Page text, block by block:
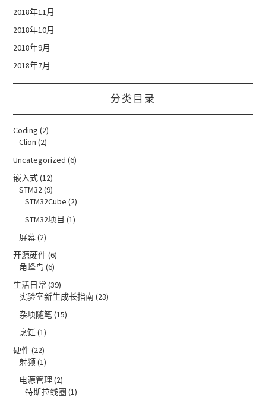
2018年11月
2018年10月
2018年9月
2018年7月
分类目录
Coding (2)
Clion (2)
Uncategorized (6)
嵌入式(12)
STM32 (9)
STM32Cube (2)
STM32项目 (1)
屏幕(2)
开源硬件(6)
角蜂鸟 (6)
生活日常 (39)
实验室新生成长指南(23)
杂项随笔(15)
烹饪(1)
硬件(22)
射频(1)
电源管理 (2)
特斯拉线圈 (1)